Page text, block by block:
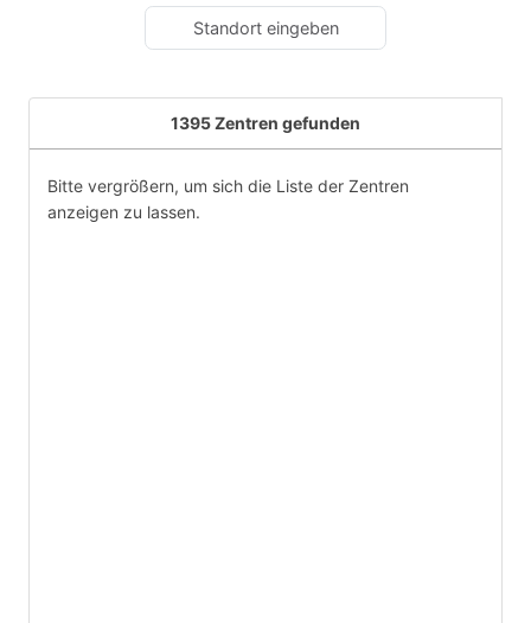
1395 Zentren gefunden
Bitte vergrößern, um sich die Liste der Zentren
anzeigen zu lassen.